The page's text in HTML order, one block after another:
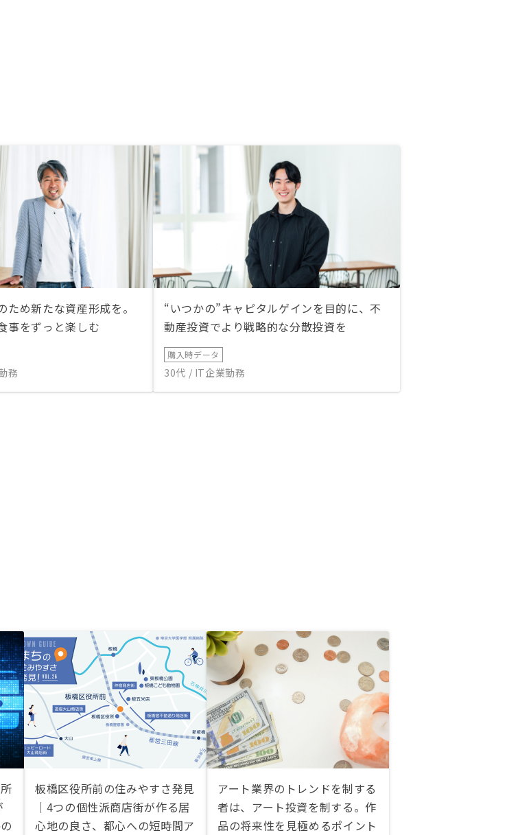
ため新たな資産形成を。
事をずっと楽しむ
務
“いつかの”キャピタルゲインを目的に、不
動産投資でより戦略的な分散投資を
購入時データ
30代 / IT企業勤務
板橋区役所前の住みやすさ発見
｜4つの個性派商店街が作る居
心地の良さ、都心への短時間ア
アート業界のトレンドを制する
者は、アート投資を制する。作
品の将来性を見極めるポイント